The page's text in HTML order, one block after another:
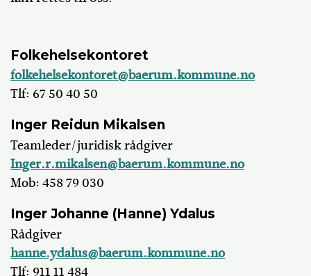
Folkehelsekontoret
folkehelsekontoret@baerum.kommune.no
Tlf: 67 50 40 50
Inger Reidun Mikalsen
Teamleder/juridisk rådgiver
Inger.r.mikalsen@baerum.kommune.no
Mob: 458 79 030
Inger Johanne (Hanne) Ydalus
Rådgiver
hanne.ydalus@baerum.kommune.no
Tlf: 911 11 484